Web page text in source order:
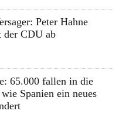
Peter Hahne
der CDU ab
65.000 fallen in die
Spanien ein neues